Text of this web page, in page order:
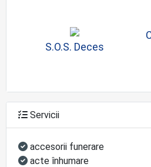
S.O.S. Deces
Servicii
accesorii funerare
acte înhumare